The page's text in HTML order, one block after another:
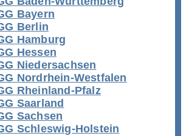
Bayern
Berlin
Hamburg
Hessen
Niedersachsen
Nordrhein-Westfalen
Rheinland-Pfalz
Saarland
Sachsen
Schleswig-Holstein